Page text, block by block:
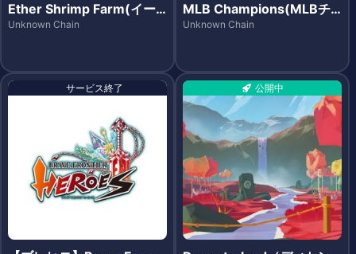
Ether Shrimp Farm(イー
サシュリンプファーム)
Unknown Chain
MLB Champions(MLBチ
ャンピオンズ)
Unknown Chain
サービス終了 公開中